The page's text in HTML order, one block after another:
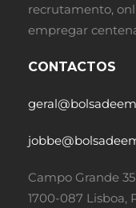
recrutamento,
empregar
CONTACTOS
Campo Grande 35
1700-087 Lisboa,